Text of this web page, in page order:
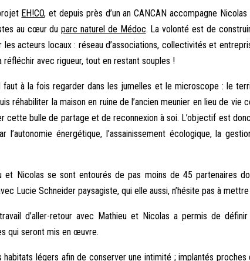
EH!CO, et depuis près d’un an CANCAN accompagne
au cœur duparc naturel de Médoc. La volonté est de
acteurs locaux : réseau d’associations, collectivités et
avec rigueur, tout en restant souples !
à la fois regarder dans les jumelles et le microscope : le
réhabiliter la maison en ruine de l’ancien meunier en lieu de
cette bulle de partage et de reconnexion à soi. L’objectif est
énergétique, l’assainissement écologique, la
et Nicolas se sont entourés de pas moins de 45 partenaires
Lucie Schneider paysagiste, qui elle aussi, n’hésite pas à
d’aller-retour avec Mathieu et Nicolas a permis de
qui seront mis en œuvre.
légers afin de conserver une intimité ; implantés